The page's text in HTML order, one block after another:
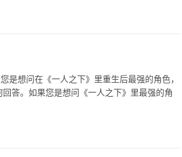
是想问在《一人之下》里重生后最强的角色，
答。如果您是想问《一人之下》里最强的角